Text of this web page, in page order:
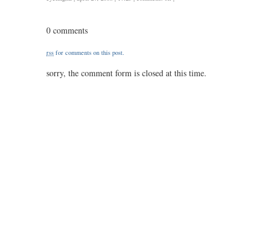
/
0 comments
rss for comments on this post.
sorry, the comment form is closed at this time.